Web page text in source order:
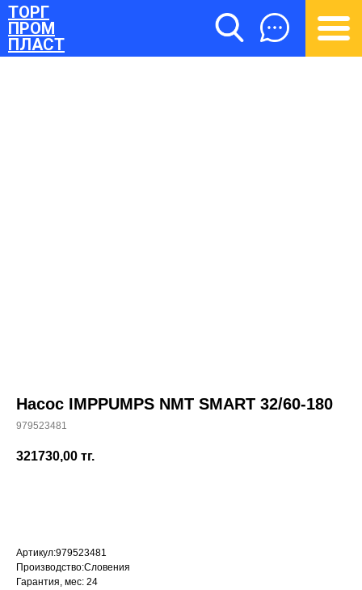
ТОРГ
ПРОМ
ПЛАСТ
(700) 730-70-73
Насос IMPPUMPS NMT SMART 32/60-180
979523481
321730,00 тг.
Артикул:979523481
Производство:Словения
Гарантия, мес: 24